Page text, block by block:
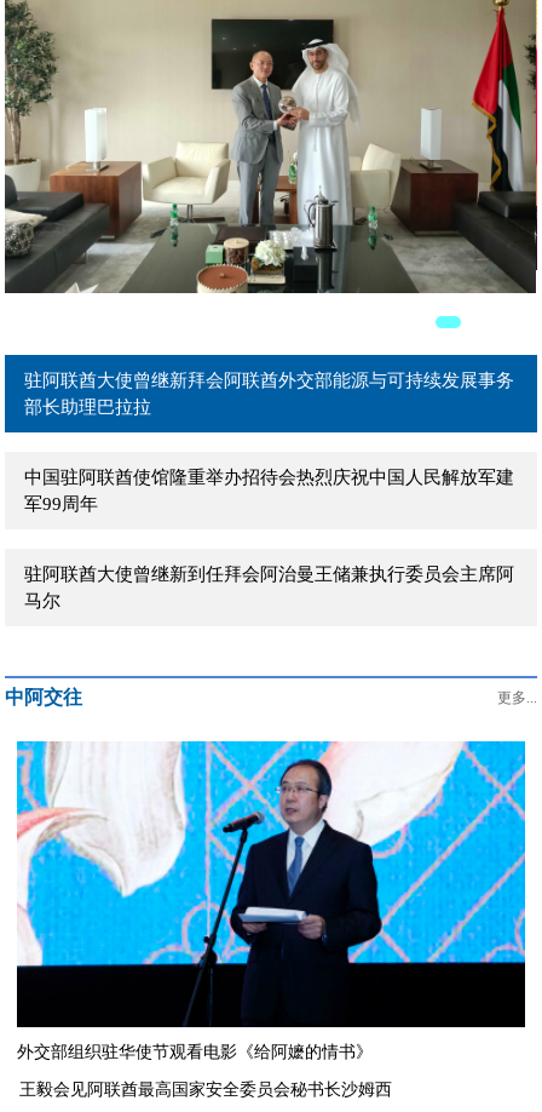
驻阿联酋大使曾继新在阿主流媒体发表署名文章《团结是强国
之本》
驻阿联酋大使曾继新拜会阿联酋外贸部长宰尤迪
驻阿联酋大使曾继新拜会阿联酋外交部能源与可持续发展事务
部长助理巴拉拉
中国驻阿联酋使馆隆重举办招待会热烈庆祝中国人民解放军建
军99周年
驻阿联酋大使曾继新到任拜会阿治曼王储兼执行委员会主席阿
马尔
默德
中阿交往 更多...
外交部组织驻华使节观看电影《给阿嬷的情书》
王毅会见阿联酋最高国家安全委员会秘书长沙姆西